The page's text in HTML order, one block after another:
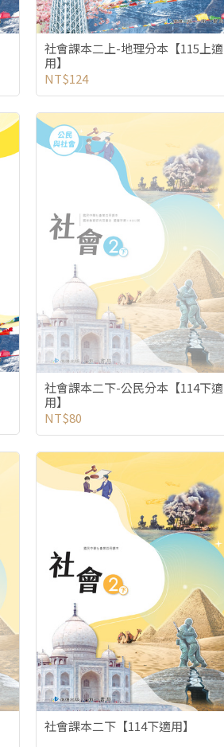
社會課本二上-地理分本【115上適
用】
NT$124
社會課本二下-公民分本【114下適
用】
NT$80
社會課本二下【114下適用】